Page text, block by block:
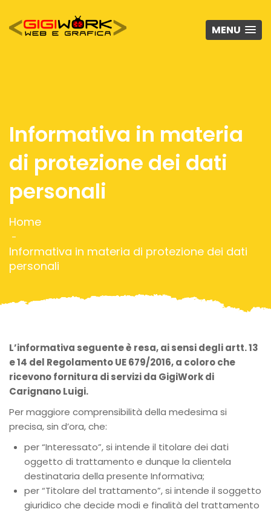
MENU
Informativa in materia
di protezione dei dati
personali
Home
Informativa in materia di protezione dei dati
personali
L’informativa seguente è resa, ai sensi degli artt. 13
e 14 del Regolamento UE 679/2016, a coloro che
ricevono fornitura di servizi da GigiWork di
Carignano Luigi.
Per maggiore comprensibilità della medesima si
precisa, sin d’ora, che:
per “Interessato”, si intende il titolare dei dati
oggetto di trattamento e dunque la clientela
destinataria della presente Informativa;
per “Titolare del trattamento”, si intende il soggetto
giuridico che decide modi e finalità del trattamento